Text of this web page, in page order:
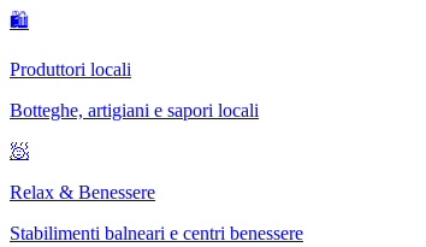
🛍
Produttori locali
Botteghe, artigiani e sapori locali
🧖
Relax & Benessere
Stabilimenti balneari e centri benessere